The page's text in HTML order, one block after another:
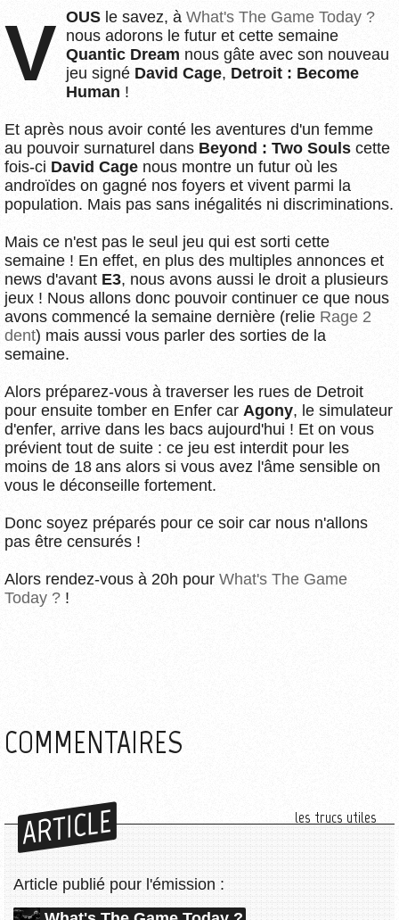
VOUS le savez, à What's The Game Today ?
nous adorons le futur et cette semaine
Quantic Dream nous gâte avec son nouveau
jeu signé David Cage, Detroit : Become
Human !
Et après nous avoir conté les aventures d'un femme
au pouvoir surnaturel dans Beyond : Two Souls cette
fois-ci David Cage nous montre un futur où les
androïdes on gagné nos foyers et vivent parmi la
population. Mais pas sans inégalités ni discriminations.
Mais ce n'est pas le seul jeu qui est sorti cette
semaine ! En effet, en plus des multiples annonces et
news d'avant E3, nous avons aussi le droit a plusieurs
jeux ! Nous allons donc pouvoir continuer ce que nous
avons commencé la semaine dernière (relie Rage 2
dent) mais aussi vous parler des sorties de la
semaine.
Alors préparez-vous à traverser les rues de Detroit
pour ensuite tomber en Enfer car Agony, le simulateur
d'enfer, arrive dans les bacs aujourd'hui ! Et on vous
prévient tout de suite : ce jeu est interdit pour les
moins de 18 ans alors si vous avez l'âme sensible on
vous le déconseille fortement.
Donc soyez préparés pour ce soir car nous n'allons
pas être censurés !
Alors rendez-vous à 20h pour What's The Game
Today ? !
COMMENTAIRES
ARTICLE les trucs utiles
Article publié pour l'émission :